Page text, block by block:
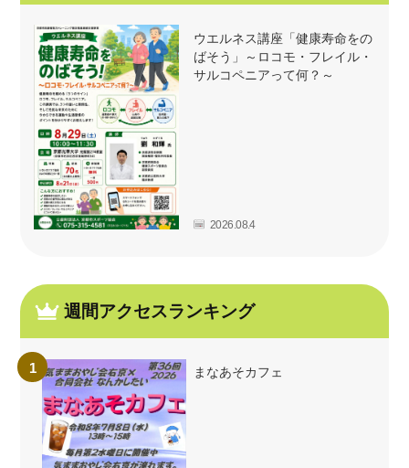
ウエルネス講座「健康寿命をの
ばそう」～ロコモ・フレイル・
サルコペニアって何？～
2026.08.4
週間アクセスランキング
まなあそカフェ